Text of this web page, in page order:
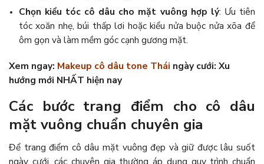
Chọn kiểu tóc cô dâu cho mặt vuông hợp lý: Ưu tiên
tóc xoăn nhẹ, búi thấp lơi hoặc kiểu nửa buộc nửa xõa để
ôm gọn và làm mềm góc cạnh gương mặt.
Xem ngay: Makeup cô dâu tone Thái ngày cưới: Xu
hướng mới NHẤT hiện nay
Các bước trang điểm cho cô dâu
mặt vuông chuẩn chuyên gia
Để trang điểm cô dâu mặt vuông đẹp và giữ được lâu suốt